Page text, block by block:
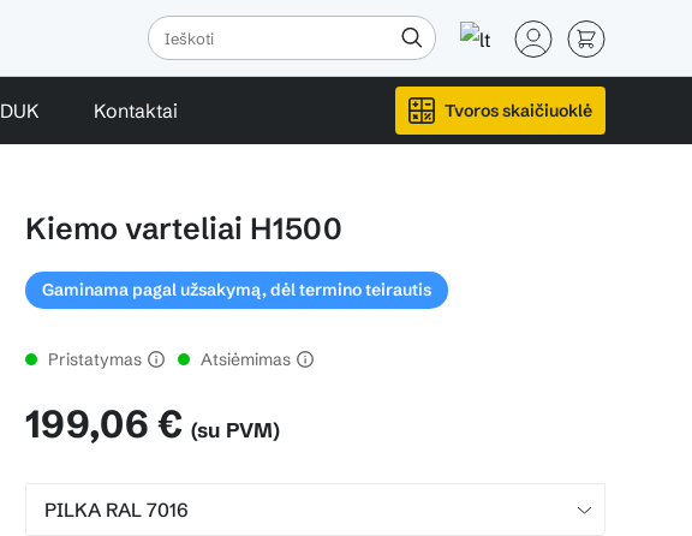
DUK Kontaktai Tvoros skaičiuoklė
Kiemo varteliai H1500
Gaminama pagal užsakymą, dėl termino teirautis
Pristatymas Atsiėmimas
199,06 € (su PVM)